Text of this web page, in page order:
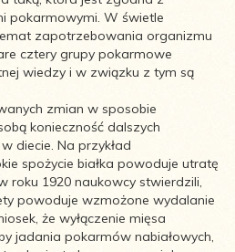
pokarmowymi. W świetle
zapotrzebowania organizmu
cztery grupy pokarmowe
wiedzy i w związku z tym są
zmian w sposobie
konieczność dalszych
diecie. Na przykład
spożycie białka powoduje utratę
roku 1920 naukowcy stwierdzili,
powoduje wzmożone wydalanie
że wyłączenie mięsa
jadania pokarmów nabiałowych,